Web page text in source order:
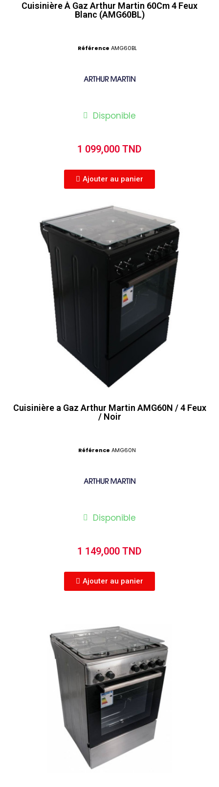
Cuisinière À Gaz Arthur Martin 60Cm 4 Feux
Blanc (AMG60BL)
Référence AMG60BL
Disponible
1 099,000 TND
Ajouter au panier
Cuisinière a Gaz Arthur Martin AMG60N / 4 Feux
/ Noir
Référence AMG60N
Disponible
1 149,000 TND
Ajouter au panier